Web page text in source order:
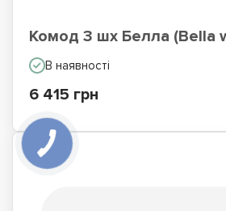
Комод 3 шх Белла (Bella
В наявності
6 415 грн